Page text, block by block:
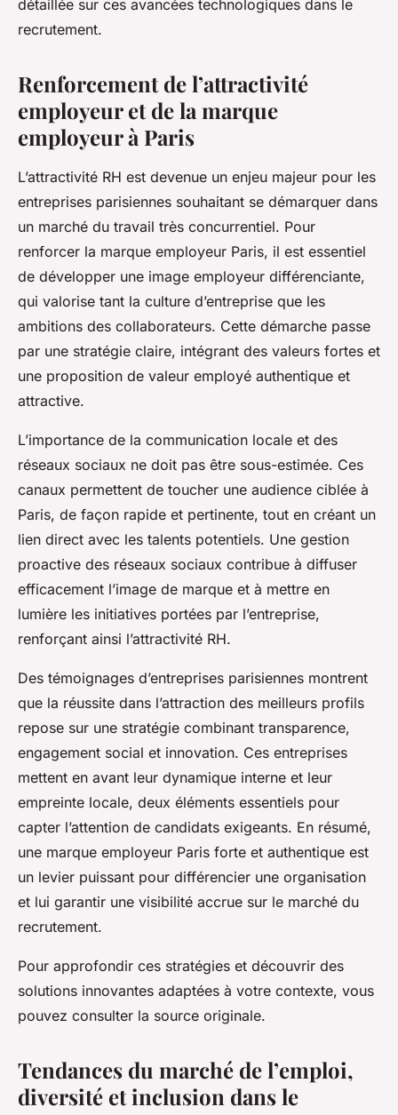
détaillée sur ces avancées technologiques dans le
recrutement.
Renforcement de l’attractivité
employeur et de la marque
employeur à Paris
L’attractivité RH est devenue un enjeu majeur pour les
entreprises parisiennes souhaitant se démarquer dans
un marché du travail très concurrentiel. Pour
renforcer la marque employeur Paris, il est essentiel
de développer une image employeur différenciante,
qui valorise tant la culture d’entreprise que les
ambitions des collaborateurs. Cette démarche passe
par une stratégie claire, intégrant des valeurs fortes et
une proposition de valeur employé authentique et
attractive.
L’importance de la communication locale et des
réseaux sociaux ne doit pas être sous-estimée. Ces
canaux permettent de toucher une audience ciblée à
Paris, de façon rapide et pertinente, tout en créant un
lien direct avec les talents potentiels. Une gestion
proactive des réseaux sociaux contribue à diffuser
efficacement l’image de marque et à mettre en
lumière les initiatives portées par l’entreprise,
renforçant ainsi l’attractivité RH.
Des témoignages d’entreprises parisiennes montrent
que la réussite dans l’attraction des meilleurs profils
repose sur une stratégie combinant transparence,
engagement social et innovation. Ces entreprises
mettent en avant leur dynamique interne et leur
empreinte locale, deux éléments essentiels pour
capter l’attention de candidats exigeants. En résumé,
une marque employeur Paris forte et authentique est
un levier puissant pour différencier une organisation
et lui garantir une visibilité accrue sur le marché du
recrutement.
Pour approfondir ces stratégies et découvrir des
solutions innovantes adaptées à votre contexte, vous
pouvez consulter la source originale.
Tendances du marché de l’emploi,
diversité et inclusion dans le